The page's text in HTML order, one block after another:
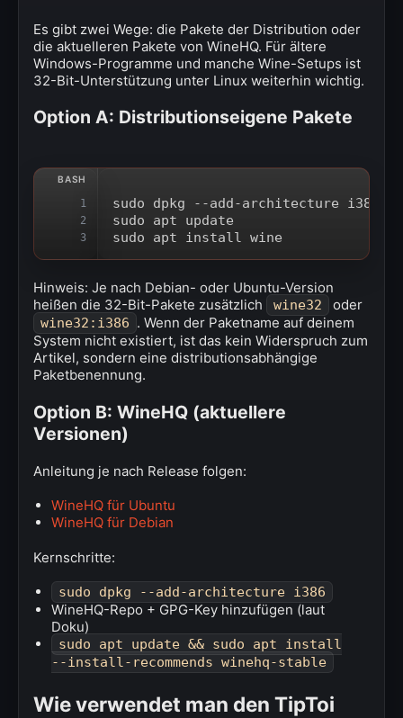
Es gibt zwei Wege: die Pakete der Distribution oder
die aktuelleren Pakete von WineHQ. Für ältere
Windows-Programme und manche Wine-Setups ist
32-Bit-Unterstützung unter Linux weiterhin wichtig.
Option A: Distributionseigene Pakete
1
2
3
sudo dpkg --add-architecture i386
sudo apt update
sudo apt install wine
Hinweis: Je nach Debian- oder Ubuntu-Version
heißen die 32-Bit-Pakete zusätzlich
wine32 oder
wine32:i386 . Wenn der Paketname auf deinem
System nicht existiert, ist das kein Widerspruch zum
Artikel, sondern eine distributionsabhängige
Paketbenennung.
Option B: WineHQ (aktuellere
Versionen)
Anleitung je nach Release folgen:
WineHQ für Ubuntu
WineHQ für Debian
Kernschritte:
sudo dpkg --add-architecture i386
WineHQ-Repo + GPG-Key hinzufügen (laut
Doku)
sudo apt update && sudo apt install
--install-recommends winehq-stable
Wie verwendet man den TipToi